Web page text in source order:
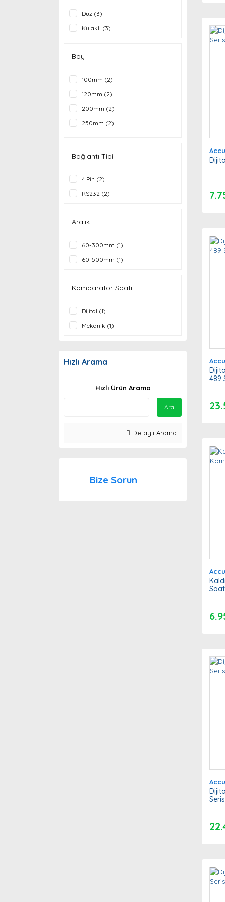
50mm (1)
0-25mm (1)
12.7-165mm (1)
Düz (3)
Kulaklı (3)
Boy
100mm (2)
120mm (2)
200mm (2)
250mm (2)
80mm (2)
Bağlantı Tipi
4 Pin (2)
RS232 (2)
Aralık
60-300mm (1)
60-500mm (1)
Komparatör Saati
Dijital (1)
Mekanik (1)
Hızlı Arama
Hızlı Ürün Arama
Ara
Detaylı Arama
Bize Sorun
489